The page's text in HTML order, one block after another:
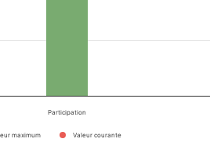
maximum Valeur courante
Participation